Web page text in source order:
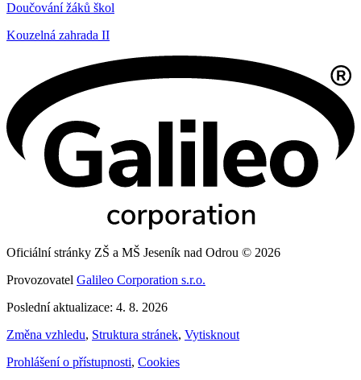
Doučování žáků škol
Kouzelná zahrada II
Oficiální stránky ZŠ a MŠ Jeseník nad Odrou © 2026
Provozovatel Galileo Corporation s.r.o.
Poslední aktualizace: 4. 8. 2026
Změna vzhledu, Struktura stránek, Vytisknout
Prohlášení o přístupnosti, Cookies